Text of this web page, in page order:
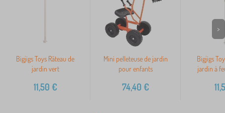
Bigjigs Toys Râteau de
jardin vert
11,50 €
Mini pelleteuse de jardin
pour enfants
74,40 €
Bigjigs
jardin à
>